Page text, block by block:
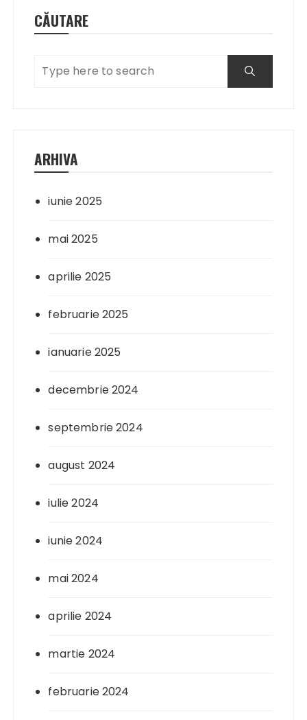
CĂUTARE
ARHIVA
iunie 2025
mai 2025
aprilie 2025
februarie 2025
ianuarie 2025
decembrie 2024
septembrie 2024
august 2024
iulie 2024
iunie 2024
mai 2024
aprilie 2024
martie 2024
februarie 2024